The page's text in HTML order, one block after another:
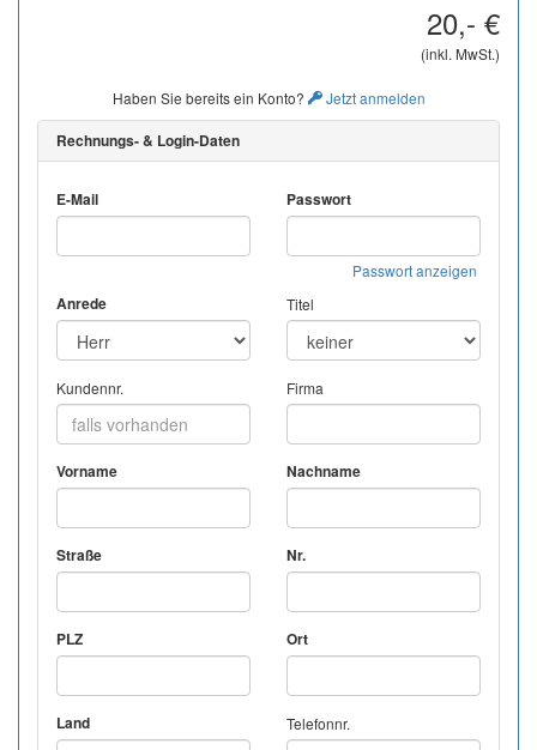
20,- €
(inkl. MwSt.)
Haben Sie bereits ein Konto? Jetzt anmelden
Rechnungs- & Login-Daten
E-Mail Passwort
Passwort anzeigen
Anrede Titel
Kundennr. Firma
Vorname Nachname
Straße Nr.
PLZ Ort
Land Telefonnr.